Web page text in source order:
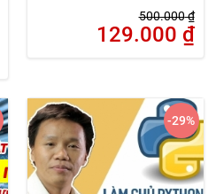
500.000₫
129.000 ₫
-29%